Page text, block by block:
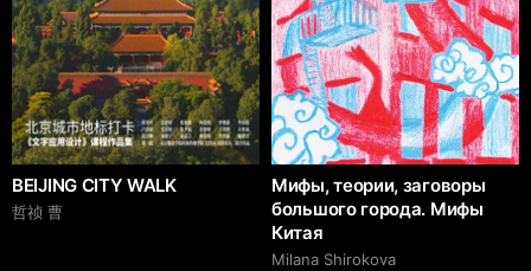
BEIJING CITY WALK
哲祯 曹
Мифы, теории, заговоры
большого города. Мифы
Китая
Milana Shirokova